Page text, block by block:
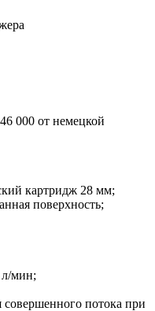
000 от немецкой
картридж 28 мм;
поверхность;
л/мин;
совершенного потока при